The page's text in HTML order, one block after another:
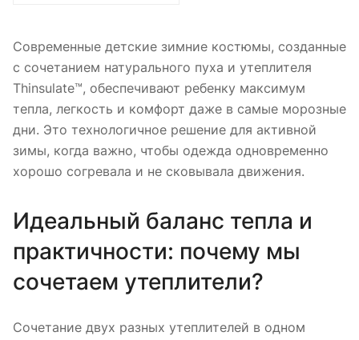
Современные детские зимние костюмы, созданные
с сочетанием натурального пуха и утеплителя
Thinsulate™, обеспечивают ребенку максимум
тепла, легкость и комфорт даже в самые морозные
дни. Это технологичное решение для активной
зимы, когда важно, чтобы одежда одновременно
хорошо согревала и не сковывала движения.
Идеальный баланс тепла и
практичности: почему мы
сочетаем утеплители?
Сочетание двух разных утеплителей в одном